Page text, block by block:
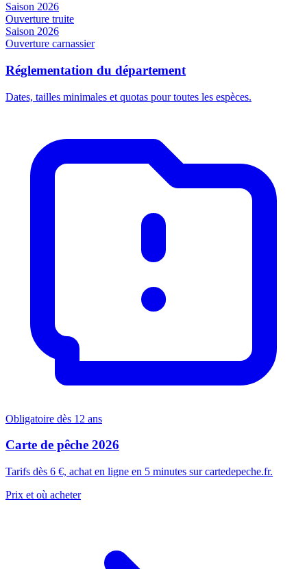
Saison 2026
Ouverture truite
Saison 2026
Ouverture carnassier
Réglementation du département
Dates, tailles minimales et quotas pour toutes les espèces.
Obligatoire dès 12 ans
Carte de pêche 2026
Tarifs dès 6 €, achat en ligne en 5 minutes sur cartedepeche.fr.
Prix et où acheter